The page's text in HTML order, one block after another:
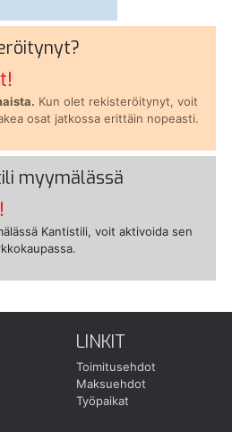
Kun olet rekisteröitynyt, voit
osat jatkossa erittäin nopeasti.
myymälässä
Kantistili, voit aktivoida sen
LINKIT
Toimitusehdot
Maksuehdot
Työpaikat